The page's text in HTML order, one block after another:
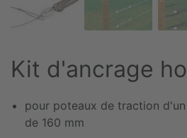
Kit d'ancrage
pour poteaux de traction
de 160 mm